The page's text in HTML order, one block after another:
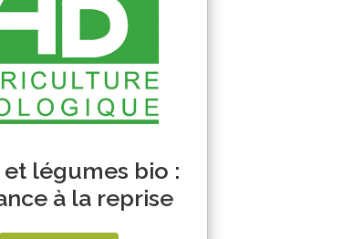
et légumes bio :
à la reprise